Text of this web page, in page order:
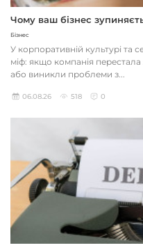
Чому ваш бізнес
Бізнес
У корпоративній культурі та
міф: якщо компанія
або виникли проблеми з...
06.08.26 518 0